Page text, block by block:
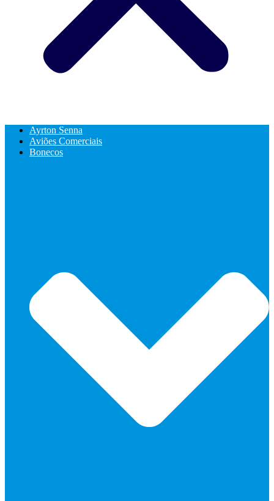
Ayrton Senna
Aviões Comerciais
Bonecos